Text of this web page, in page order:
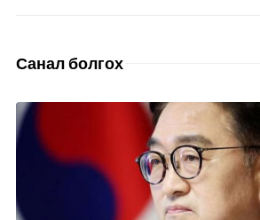
Санал болгох